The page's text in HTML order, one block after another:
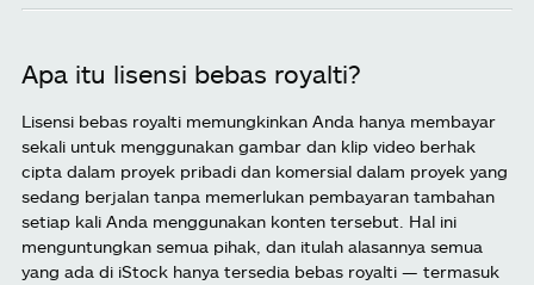
Apa itu lisensi bebas royalti?
Lisensi bebas royalti memungkinkan Anda hanya membayar
sekali untuk menggunakan gambar dan klip video berhak
cipta dalam proyek pribadi dan komersial dalam proyek yang
sedang berjalan tanpa memerlukan pembayaran tambahan
setiap kali Anda menggunakan konten tersebut. Hal ini
menguntungkan semua pihak, dan itulah alasannya semua
yang ada di iStock hanya tersedia bebas royalti — termasuk